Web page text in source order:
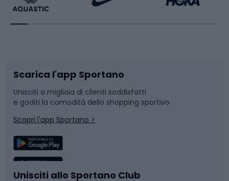
Bikepacking
Bushcraft
Corsa
Sport di squadra
Caschi da ciclismo
Sport con le racchette
Slitte e slittini
Snowboard
Camminata nordica
Nuoto
Scarica l'app Sportano
Unisciti a migliaia di clienti soddisfatti
e goditi la comodità dello shopping sportivo
Scopri l'app Sportano >
Unisciti allo Sportano Club